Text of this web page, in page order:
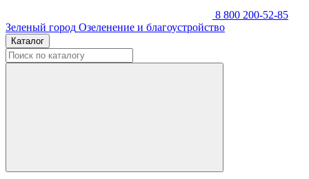
8 800 200-52-85
Зеленый город Озеленение и благоустройство
Каталог